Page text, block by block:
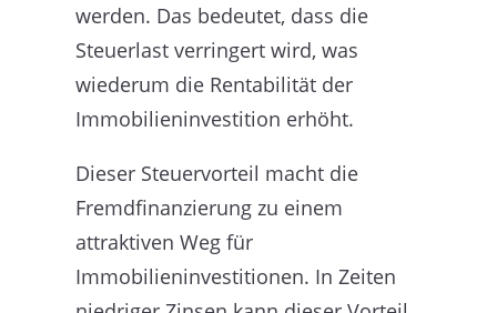
werden. Das bedeutet, dass die
Steuerlast verringert wird, was
wiederum die Rentabilität der
Immobilieninvestition erhöht.
Dieser Steuervorteil macht die
Fremdfinanzierung zu einem
attraktiven Weg für
Immobilieninvestitionen. In Zeiten